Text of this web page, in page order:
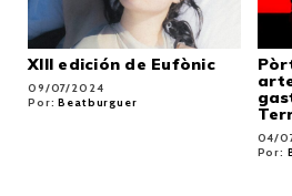
XIII edición de Eufònic
09/07/2024
Por:Beatburguer
04/
Por: